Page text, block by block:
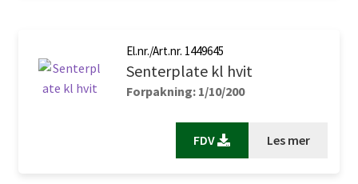
El.nr./Art.nr. 1449645
Senterplate kl hvit
Forpakning: 1/10/200
FDV Les mer